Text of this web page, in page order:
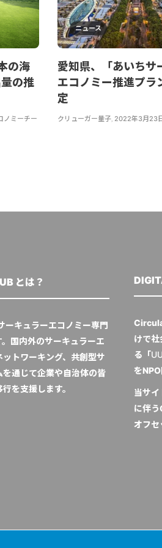
の海
の推
ノミーチー
ニュース
愛知県、「あいちサ
エコノミー推進プラ
定
クリューガー量子, 2022年3月23日
とは？
キュラーエコノミー専門
国内外のサーキュラーエ
トワーキング、共創型サ
通じて企業や自治体の皆
を支援します。
けで
る「
を
当サ
に伴う
オフセ